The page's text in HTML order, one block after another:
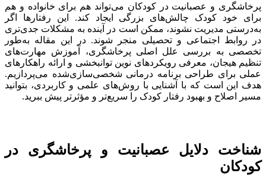
پرخاشگری و عصبانیت در کودکان می‌تواند هم برای خانواده و هم
برای خود کودک چالش‌های بزرگی ایجاد کند. این رفتارها اگر
به‌درستی مدیریت نشوند، ممکن است در آینده به مشکلات جدی‌تری
در روابط اجتماعی و تحصیلی منجر شوند. در این مقاله به‌طور
تخصصی به بررسی علل اصلی پرخاشگری، آموزش مهارت‌های
تنظیم هیجان، معرفی رویکردهای نوین توانبخشی و ارائه راهکارهای
عملی برای طراحی برنامه درمانی شخصی‌سازی‌شده می‌پردازیم.
هدف این است که با آشنایی با روش‌های علمی و کاربردی، بتوانید
مسیر اصلاح و بهبود رفتار کودک را سریع‌تر و مؤثرتر پیش ببرید.
شناخت دلایل عصبانیت و پرخاشگری در
کودکان